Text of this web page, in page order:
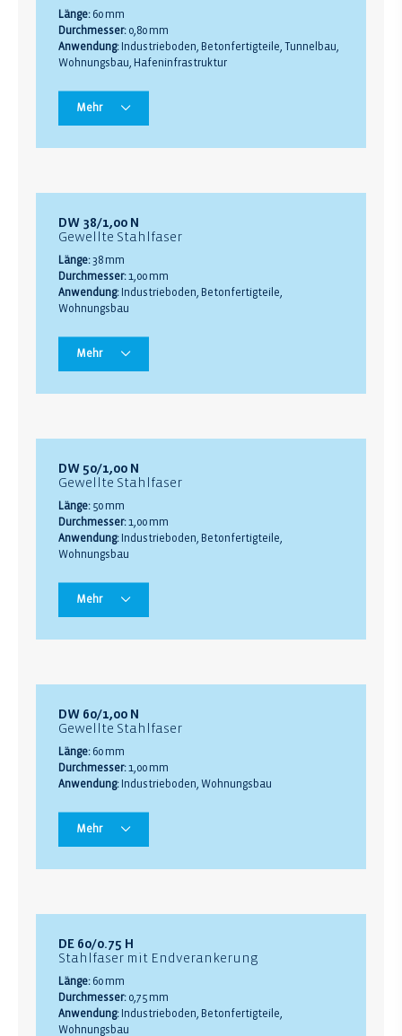
Länge: 60 mm
Durchmesser: 0,80 mm
Anwendung: Industrieboden, Betonfertigteile, Tunnelbau,
Wohnungsbau, Hafeninfrastruktur
Mehr
DW 38/1,00 N
Gewellte Stahlfaser
Länge:38 mm
Durchmesser:1,00 mm
Anwendung: Industrieboden, Betonfertigteile,
Wohnungsbau
Mehr
DW 50/1,00 N
Gewellte Stahlfaser
Länge: 50 mm
Durchmesser:1,00 mm
Anwendung: Industrieboden, Betonfertigteile,
Wohnungsbau
Mehr
DW 60/1,00 N
Gewellte Stahlfaser
Länge: 60 mm
Durchmesser:1,00 mm
Anwendung: Industrieboden, Wohnungsbau
Mehr
DE 60/0.75 H
Stahlfaser mit Endverankerung
Länge: 60 mm
Durchmesser: 0,75 mm
Anwendung: Industrieboden, Betonfertigteile,
Wohnungsbau